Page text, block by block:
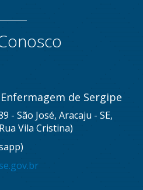
de Sergipe
- São José, Aracaju - SE,
Vila Cristina)